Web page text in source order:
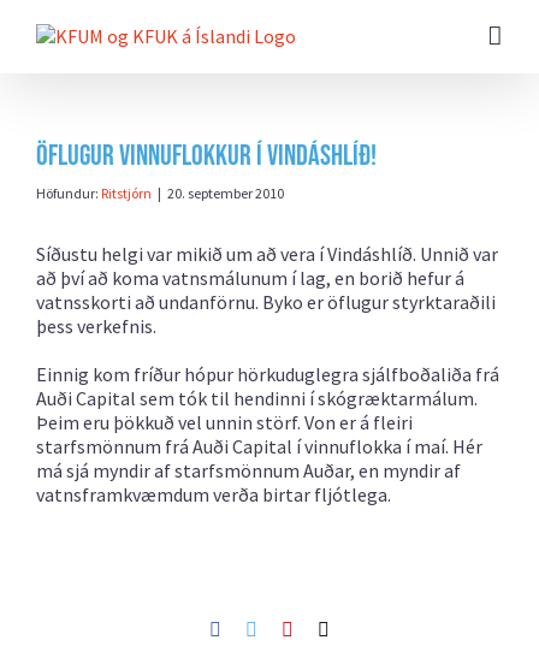
beint
Öflugur vinnuflokkur í Vindáshlíð!
Höfundur: Ritstjórn | 20. september 2010
Síðustu helgi var mikið um að vera í Vindáshlíð. Unnið var
að því að koma vatnsmálunum í lag, en borið hefur á
vatnsskorti að undanförnu. Byko er öflugur styrktaraðili
þess verkefnis.
Einnig kom fríður hópur hörkuduglegra sjálfboðaliða frá
Auði Capital sem tók til hendinni í skógræktarmálum.
Þeim eru þökkuð vel unnin störf. Von er á fleiri
starfsmönnum frá Auði Capital í vinnuflokka í maí. Hér
má sjá myndir af starfsmönnum Auðar, en myndir af
vatnsframkvæmdum verða birtar fljótlega.
Facebook
TwitterPinterest